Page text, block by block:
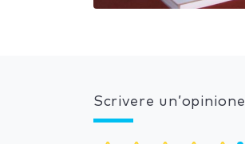
Scrivere un’opinione